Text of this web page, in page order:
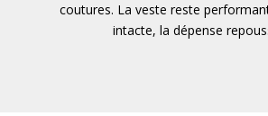
coutures. La veste reste
intacte, la dépense